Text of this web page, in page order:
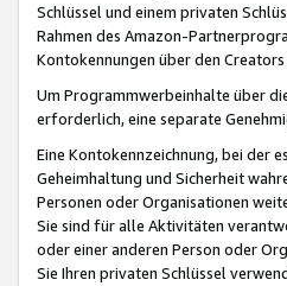
Schlüssel und einem privaten
Rahmen des Amazon-
Kontokennungen über den
Um Programmwerbeinhalte über
erforderlich, eine separate
Eine Kontokennzeichnung, bei der
Geheimhaltung und Sicherheit
Personen oder Organisationen
Sie sind für alle Aktivitäten
oder einer anderen Person oder
Sie Ihren privaten Schlüssel